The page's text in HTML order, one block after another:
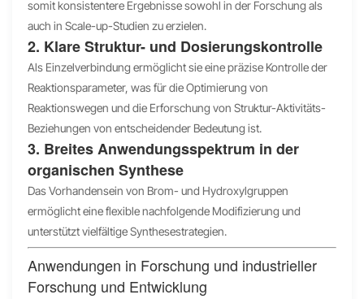
somit konsistentere Ergebnisse sowohl in der Forschung als
auch in Scale-up-Studien zu erzielen.
2. Klare Struktur- und Dosierungskontrolle
Als Einzelverbindung ermöglicht sie eine präzise Kontrolle der
Reaktionsparameter, was für die Optimierung von
Reaktionswegen und die Erforschung von Struktur-Aktivitäts-
Beziehungen von entscheidender Bedeutung ist.
3. Breites Anwendungsspektrum in der
organischen Synthese
Das Vorhandensein von Brom- und Hydroxylgruppen
ermöglicht eine flexible nachfolgende Modifizierung und
unterstützt vielfältige Synthesestrategien.
Anwendungen in Forschung und industrieller
Forschung und Entwicklung